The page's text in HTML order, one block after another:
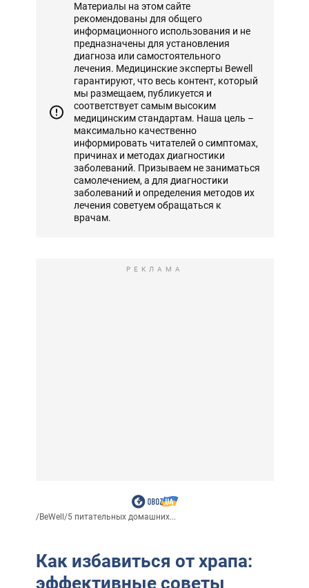
Материалы на этом сайте
рекомендованы для общего
информационного использования и не
предназначены для установления
диагноза или самостоятельного
лечения. Медицинские эксперты Bewell
гарантируют, что весь контент, который
мы размещаем, публикуется и
соответствует самым высоким
медицинским стандартам. Наша цель –
максимально качественно
информировать читателей о симптомах,
причинах и методах диагностики
заболеваний. Призываем не заниматься
самолечением, а для диагностики
заболеваний и определения методов их
лечения советуем обращаться к
врачам.
РЕКЛАМА
/BeWell /5 питательных домашних...
Как избавиться от храпа:
эффективные советы